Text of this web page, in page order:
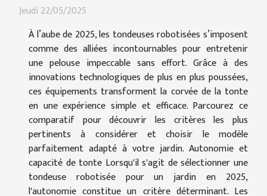
Jeudi 22/05/2025
À l’aube de 2025, les tondeuses robotisées s’imposent
comme des alliées incontournables pour entretenir
une pelouse impeccable sans effort. Grâce à des
innovations technologiques de plus en plus poussées,
ces équipements transforment la corvée de la tonte
en une expérience simple et efficace. Parcourez ce
comparatif pour découvrir les critères les plus
pertinents à considérer et choisir le modèle
parfaitement adapté à votre jardin. Autonomie et
capacité de tonte Lorsqu'il s'agit de sélectionner une
tondeuse robotisée pour un jardin en 2025,
l'autonomie constitue un critère déterminant. Les